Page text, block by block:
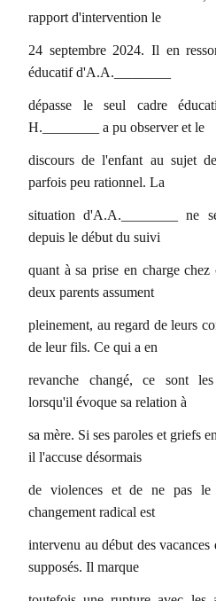
rapport d'intervention le
24 septembre 2024. Il en
éducatif d'A.A.________
dépasse le seul cadre
H.________ a pu observer et le
discours de l'enfant au sujet
parfois peu rationnel. La
situation d'A.A.________ ne
depuis le début du suivi
quant à sa prise en charge chez
deux parents assument
pleinement, au regard de leurs
de leur fils. Ce qui a en
revanche changé, ce sont les
lorsqu'il évoque sa relation à
sa mère. Si ses paroles et griefs
il l'accuse désormais
de violences et de ne pas le
changement radical est
intervenu au début des vacances
supposés. Il marque